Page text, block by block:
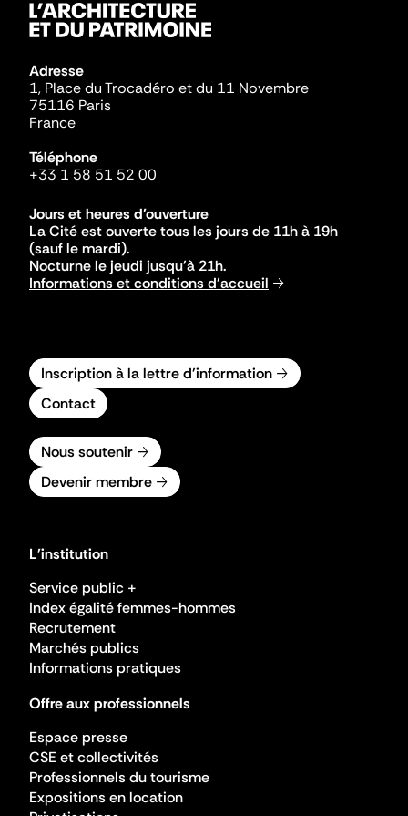
Adresse
1, Place du Trocadéro et du 11 Novembre
75116 Paris
France
Téléphone
+33 1 58 51 52 00
Jours et heures d'ouverture
La Cité est ouverte tous les jours de 11h à 19h
(sauf le mardi).
Nocturne le jeudi jusqu'à 21h.
Informations et conditions d'accueil
Inscription à la lettre d'information
Contact
Nous soutenir
Devenir membre
L'institution
Service public +
Index égalité femmes-hommes
Recrutement
Marchés publics
Informations pratiques
Offre aux professionnels
Espace presse
CSE et collectivités
Professionnels du tourisme
Expositions en location